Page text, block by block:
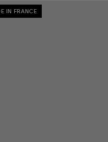
IN FRANCE